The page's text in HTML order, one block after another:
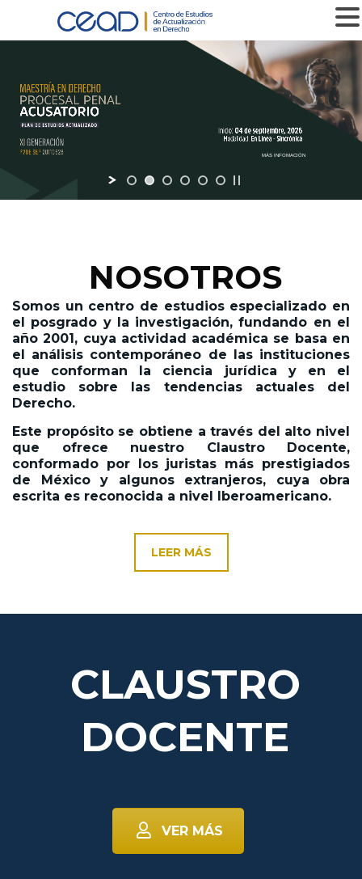
NOSOTROS
Somos un centro de estudios especializado en
el posgrado y la investigación,fundando en el
año 2001, cuya actividad académica se basa en
el análisis contemporáneo de las instituciones
que conforman la ciencia jurídica y en el
estudio sobre las tendencias actuales del
Derecho.
Este propósito se obtiene a través del alto nivel
que ofrece nuestro Claustro Docente,
conformado por los juristas más prestigiados
de México y algunos extranjeros, cuya obra
escrita es reconocida a nivel Iberoamericano.
LEER MÁS
CLAUSTRO
DOCENTE
VER MÁS